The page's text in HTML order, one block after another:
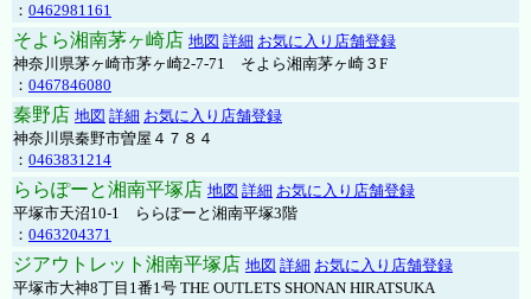
： 0462981161
そよら湘南茅ヶ崎店 地図 詳細 お気に入り店舗登録
神奈川県茅ヶ崎市茅ヶ崎2‐7‐71 そよら湘南茅ヶ崎３F
： 0467846080
秦野店 地図 詳細 お気に入り店舗登録
神奈川県秦野市曽屋４７８４
： 0463831214
ららぽーと湘南平塚店 地図 詳細 お気に入り店舗登録
平塚市天沼10-1 ららぽーと湘南平塚3階
： 0463204371
ジアウトレット湘南平塚店 地図 詳細 お気に入り店舗登録
平塚市大神8丁目1番1号 THE OUTLETS SHONAN HIRATSUKA